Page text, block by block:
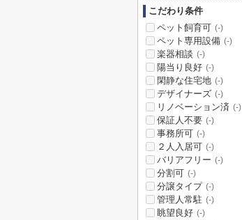
こだわり条件
ペット飼育可 (-)
ペット専用設備 (-)
楽器相談 (-)
陽当り良好 (-)
閑静な住宅地 (-)
デザイナーズ (-)
リノベーション済 (-)
保証人不要 (-)
事務所可 (-)
２人入居可 (-)
バリアフリー (-)
分割可 (-)
分譲タイプ (-)
管理人常駐 (-)
眺望良好 (-)